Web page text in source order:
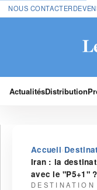
NOUS CONTACTER
ActualitésDistribution
Accueil›
Iran : la
avec le "P5+1" ?
DESTINATION